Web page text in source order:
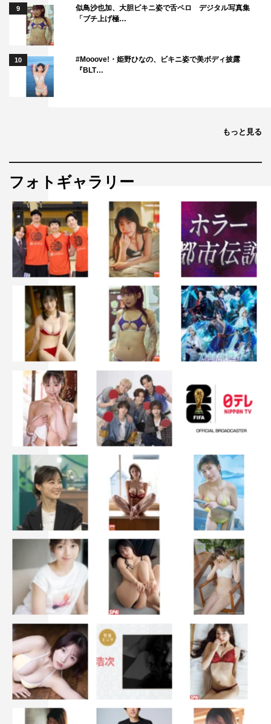
9
似鳥沙也加、大胆ビキニ姿で舌ペロ デジタル写真集
「ブチ上げ極…
10
#Mooove!・姫野ひなの、ビキニ姿で美ボディ披露
『BLT…
もっと見る
フォトギャラリー